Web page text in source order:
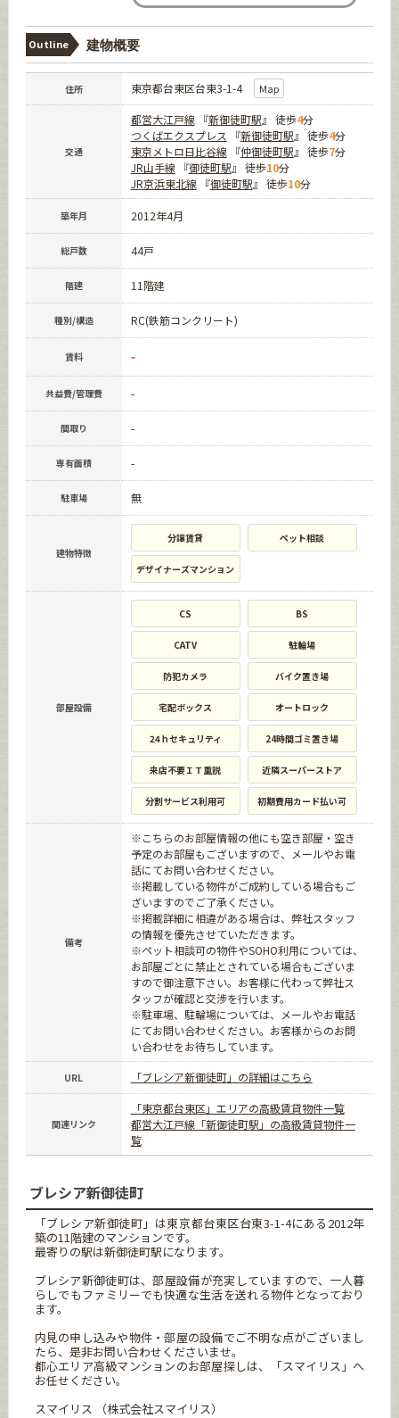
Outline 建物概要
住所 東京都台東区台東3-1-4 Map
交通
都営大江戸線『新御徒町駅』 徒歩4分
つくばエクスプレス 『新御徒町駅』 徒歩4分
東京メトロ日比谷線『仲御徒町駅』 徒歩7分
JR山手線『御徒町駅』 徒歩10分
JR京浜東北線『御徒町駅』 徒歩10分
築年月 2012年4月
総戸数 44戸
階建 11階建
種別/構造 RC(鉄筋コンクリート)
賃料 -
共益費/管理費 -
間取り -
専有面積 -
駐車場 無
建物特徴
分譲賃貸 ペット相談
デザイナーズマンション
部屋設備
CS BS
CATV 駐輪場
防犯カメラ バイク置き場
宅配ボックス オートロック
24ｈセキュリティ 24時間ゴミ置き場
来店不要ＩＴ重説 近隣スーパーストア
分割サービス利用可 初期費用カード払い可
備考
※こちらのお部屋情報の他にも空き部屋・空き
予定のお部屋もございますので、メールやお電
話にてお問い合わせください。
※掲載している物件がご成約している場合もご
ざいますのでご了承ください。
※掲載詳細に相違がある場合は、弊社スタッフ
の情報を優先させていただきます。
※ペット相談可の物件やSOHO利用については、
お部屋ごとに禁止とされている場合もございま
すので御注意下さい。お客様に代わって弊社ス
タッフが確認と交渉を行います。
※駐車場、駐輪場については、メールやお電話
にてお問い合わせください。お客様からのお問
い合わせをお待ちしています。
URL 「ブレシア新御徒町」の詳細はこちら
関連リンク
「東京都台東区」エリアの高級賃貸物件一覧
都営大江戸線「新御徒町駅」の高級賃貸物件一
覧
ブレシア新御徒町
「ブレシア新御徒町」は東京都台東区台東3-1-4にある2012年
築の11階建のマンションです。
最寄りの駅は新御徒町駅になります。
ブレシア新御徒町は、部屋設備が充実していますので、一人暮
らしでもファミリーでも快適な生活を送れる物件となっており
ます。
内見の申し込みや物件・部屋の設備でご不明な点がございまし
たら、是非お問い合わせくださいませ。
都心エリア高級マンションのお部屋探しは、「スマイリス」へ
お任せください。
スマイリス （株式会社スマイリス）